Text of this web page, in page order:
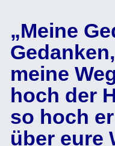
„Meine
meine
hoch der
so hoch
über eure